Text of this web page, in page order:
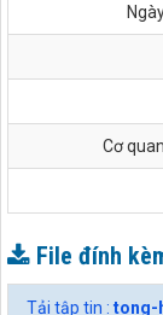
Cơ
File đính
Tải tập tin : tong-